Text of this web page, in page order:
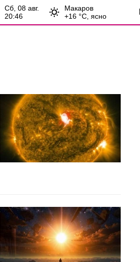
сб, 08 авг.
20:46
Макаров
+16 °С, ясно